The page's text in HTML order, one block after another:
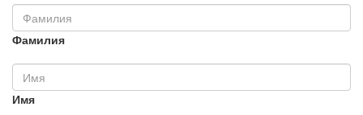
Фамилия
Имя